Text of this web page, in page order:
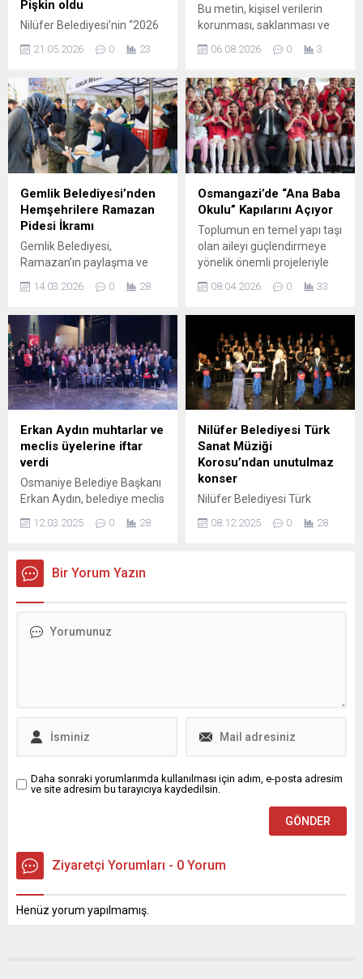
Pişkin oldu
Nilüfer Belediyesi’nin “2026
Yılın Yazarı: Sennur Sezer”
etkinlikleri kapsamında
Sennur Sezer Okuyor”
buluşmalarının konuğu
oyuncu Arif Pişkin oldu.
Pişkin, gün boyu süren
etkinliklerde hem
öğrencilerle hem de fabrika
çalışanlarıyla bir araya
gelerek usta şairin şiirlerini
seslendirdi. Nilüfer
etkinlikleri kapsamında
edebiyat dünyasının önemli
isimlerini toplumun...
21.05.2026 0 23
Bu metin, kişisel verilerin
korunması, saklanması ve
işlenmesine dair temel
bilgileri sade bir dille açıklar.
toplandığını, verilerin nasıl
kullanıldığını ve hangi
haklara sahip olduklarını
anlamaları amaçlanmıştır.
Veri işleme süreçleri; hukuki
dayanaklar, verilerin
aktarımı ve saklama süreleri
gibi konuları kapsar. Ayrıca
güvenlik önlemleri ve veri
ihlali durumunda
uygulanacak...
06.08.2026 0 3
Gemlik Belediyesi’nden
Hemşehrilere Ramazan
Pidesi İkramı
Gemlik Belediyesi,
Ramazan’ın paylaşma ve
halkıyla buluşturmaya
Gemlik Meydanı’nda
gerçekleştirilen etkinlikte,
Gemlik Belediye Başkanı
Şükrü Deviren ve belediye
ekipleri vatandaşlara
Ramazan pideleri ikram etti.
Başkan Deviren Ramazan
ayının bereketini birlikte
paylaşmanın mutluluğunu
dayanışma ve kardeşlik
duygularımızı
güçlendirmeye devam
14.03.2026 0 28
Osmangazi’de “Ana Baba
Okulu” Kapılarını Açıyor
Toplumun en temel yapı taşı
olan aileyi güçlendirmeye
yönelik önemli projeleriyle
Belediyesi, yeni ve kapsamlı
Sağlıklı Toplum” mottosuyla
hazırlanan Ana Baba Okulu,
ebeveynlere rehberlik
edecek ve aile içi iletişimi
daha sağlam temellere
oturtacak zengin içeriğiyle
kapılarını açıyor. Osmangazi
Belediyesi...
08.04.2026 0 33
Erkan Aydın muhtarlar ve
meclis üyelerine iftar
verdi
Osmaniye Belediye Başkanı
Erkan Aydın, belediye meclis
üyeleri, muhtarlar ve
belediye meclisinde grubu
başkanları ile iftar
yemeğinde bir araya geldi.
kalabalık sofralarda oruç
12.03.2025 0 28
Nilüfer Belediyesi Türk
Sanat Müziği
Korosu’ndan unutulmaz
konser
Nilüfer Belediyesi Türk
Sanat Müziği Korosu, Şef
Filiz Başıbüyük yönetiminde
sanatseverler yoğun ilgi
08.12.2025 0 28
Bir Yorum Yazın
Daha sonraki yorumlarımda kullanılması için adım, e-posta adresim
ve site adresim bu tarayıcıya kaydedilsin.
Ziyaretçi Yorumları - 0 Yorum
Henüz yorum yapılmamış.